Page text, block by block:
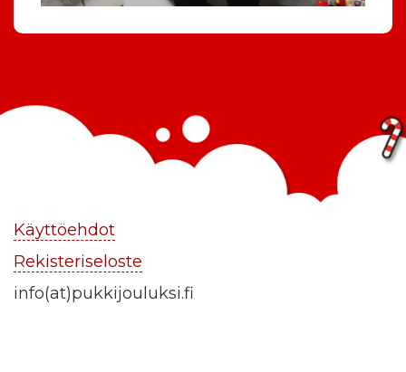
Käyttöehdot
Rekisteriseloste
info(at)pukkijouluksi.fi